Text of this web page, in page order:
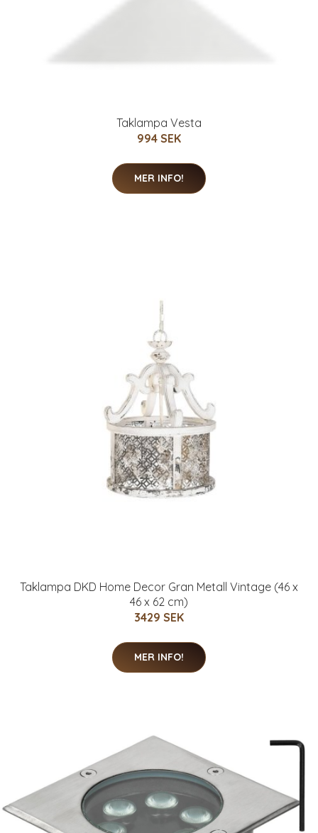
Taklampa Vesta
994 SEK
MER INFO!
Taklampa DKD Home Decor Gran Metall Vintage (46 x
46 x 62 cm)
3429 SEK
MER INFO!